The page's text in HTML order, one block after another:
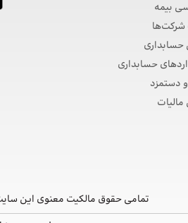
بیمه
شرکت‌ها
حسابداری
دستمزد
تمامی حقوق مالکیت معنوی این